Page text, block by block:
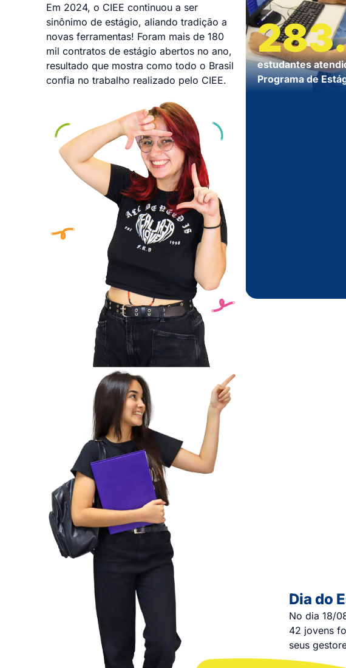
Em 2024, o CIEE continuou a ser
sinônimo de estágio, aliando tradição a
novas ferramentas! Foram mais de 180
mil contratos de estágio abertos no ano,
resultado que mostra como todo o Brasil
confia no trabalho realizado pelo CIEE.
estudantes
Programa de
Dia do
No dia 18/
42 jovens
seus